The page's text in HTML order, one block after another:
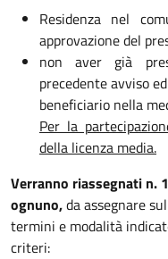
Residenza nel
approvazione del
non aver già
precedente avviso
beneficiario nella
Per la
della licenza media.
Verranno riassegnati n.
ognuno,da assegnare
termini e modalità
criteri: